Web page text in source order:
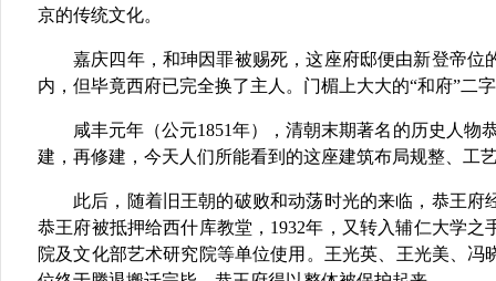
京的传统文化。
嘉庆四年，和珅因罪被赐死，这座府邸便由新登帝
内，但毕竟西府已完全换了主人。门楣上大大的“和府”二
咸丰元年（公元1851年），清朝末期著名的历史人
建，再修建，今天人们所能看到的这座建筑布局规整、工
此后，随着旧王朝的破败和动荡时光的来临，恭王
恭王府被抵押给西什库教堂，1932年，又转入辅仁大学
院及文化部艺术研究院等单位使用。王光英、王光美、